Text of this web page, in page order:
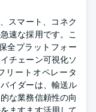
スマート、コネク
速な採用です。こ
全プラットフォー
チェーン可視化ソ
リートオペレータ
イダーは、輸送ル
な業務信頼性の向